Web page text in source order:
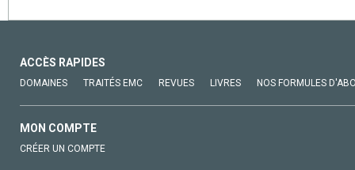
ACCÈS RAPIDES
DOMAINES TRAITÉS EMC REVUES LIVRES NOS FORMULES
MON COMPTE
CRÉER UN COMPTE